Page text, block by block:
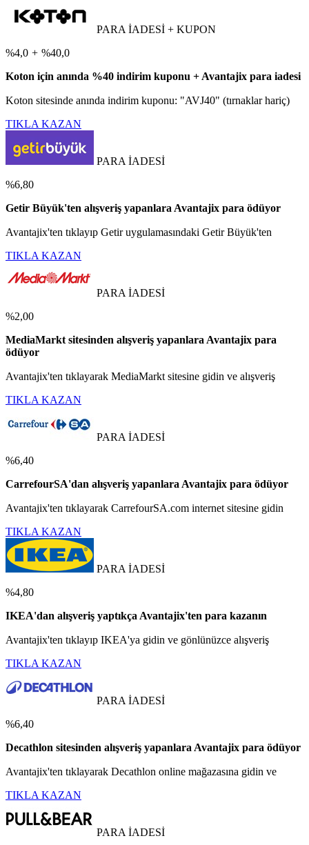
PARA İADESİ + KUPON
%4,0 + %40,0
Koton için anında %40 indirim kuponu + Avantajix para iadesi
Koton sitesinde anında indirim kuponu: "AVJ40" (tırnaklar hariç)
TIKLA KAZAN
PARA İADESİ
%6,80
Getir Büyük'ten alışveriş yapanlara Avantajix para ödüyor
Avantajix'ten tıklayıp Getir uygulamasındaki Getir Büyük'ten
TIKLA KAZAN
PARA İADESİ
%2,00
MediaMarkt sitesinden alışveriş yapanlara Avantajix para
ödüyor
Avantajix'ten tıklayarak MediaMarkt sitesine gidin ve alışveriş
TIKLA KAZAN
PARA İADESİ
%6,40
CarrefourSA'dan alışveriş yapanlara Avantajix para ödüyor
Avantajix'ten tıklayarak CarrefourSA.com internet sitesine gidin
TIKLA KAZAN
PARA İADESİ
%4,80
IKEA'dan alışveriş yaptıkça Avantajix'ten para kazanın
Avantajix'ten tıklayıp IKEA'ya gidin ve gönlünüzce alışveriş
TIKLA KAZAN
PARA İADESİ
%6,40
Decathlon sitesinden alışveriş yapanlara Avantajix para ödüyor
Avantajix'ten tıklayarak Decathlon online mağazasına gidin ve
TIKLA KAZAN
PARA İADESİ